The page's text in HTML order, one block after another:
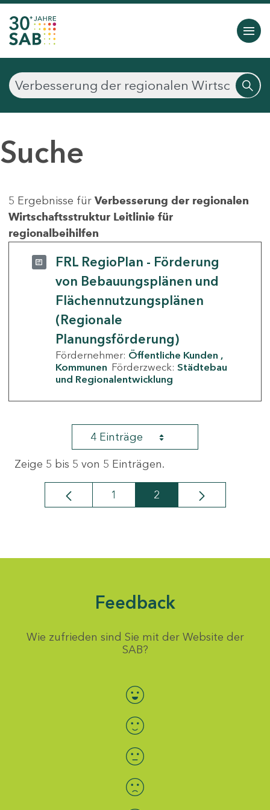
Suche
5 Ergebnisse für Verbesserung der regionalen
Wirtschaftsstruktur Leitlinie für
regionalbeihilfen
FRL RegioPlan - Förderung
von Bebauungsplänen und
Flächennutzungsplänen
(Regionale
Planungsförderung)
Fördernehmer: Öffentliche Kunden
Kommunen Förderzweck: Städtebau
und Regionalentwicklung
4 Einträge
Zeige 5 bis 5 von 5 Einträgen.
Seite
1 Seite
2
Feedback
Wie zufrieden sind Sie mit der Website der
SAB?
Bewertung auswählen